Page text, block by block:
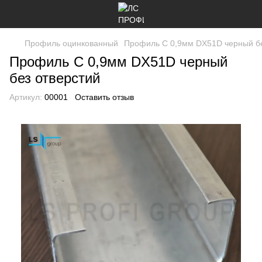
Профиль оцинкованный Профиль C 0,9мм DX51D черный
Профиль C 0,9мм DX51D черный
без отверстий
Артикул: 00001 Оставить отзыв